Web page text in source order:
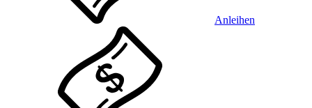
Anleihen